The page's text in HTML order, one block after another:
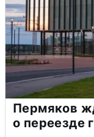
Пермяков
о переезде